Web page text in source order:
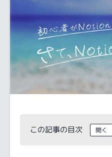
この記事の目次